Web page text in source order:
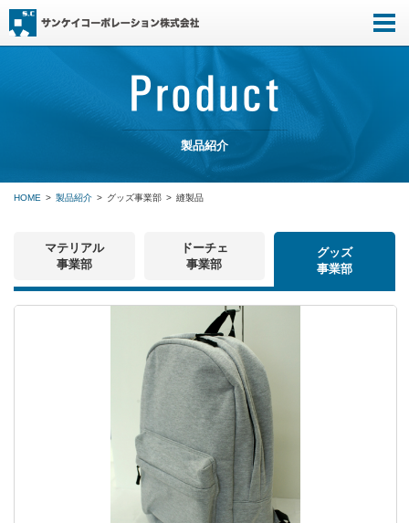
製品紹介
HOME 製品紹介 グッズ事業部 縫製品
マテリアル
事業部
ドーチェ
事業部
グッズ
事業部